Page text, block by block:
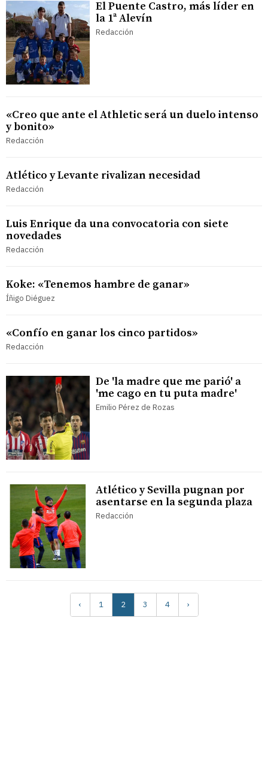
El Puente Castro, más líder en
la 1ª Alevín
Redacción
«Creo que ante el Athletic será un duelo intenso
y bonito»
Redacción
Atlético y Levante rivalizan necesidad
Redacción
Luis Enrique da una convocatoria con siete
novedades
Redacción
Koke: «Tenemos hambre de ganar»
Íñigo Diéguez
«Confío en ganar los cinco partidos»
Redacción
De 'la madre que me parió' a
'me cago en tu puta madre'
Emilio Pérez de Rozas
Atlético y Sevilla pugnan por
asentarse en la segunda plaza
Redacción
‹ 1 2 3 4 ›